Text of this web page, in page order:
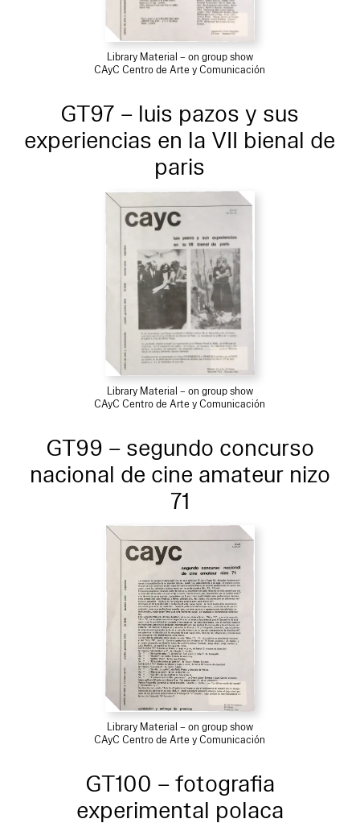
Library Material – on group show
CAyC Centro de Arte y Comunicación
GT97 – luis pazos y sus
experiencias en la VII bienal de
paris
Library Material – on group show
CAyC Centro de Arte y Comunicación
GT99 – segundo concurso
nacional de cine amateur nizo
71
Library Material – on group show
CAyC Centro de Arte y Comunicación
GT100 – fotografia
experimental polaca